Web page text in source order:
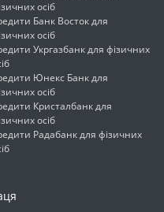
осіб
Банк Восток для
осіб
Укргазбанк для фізичних
Юнекс Банк для
осіб
Кристалбанк для
осіб
Радабанк для фізичних